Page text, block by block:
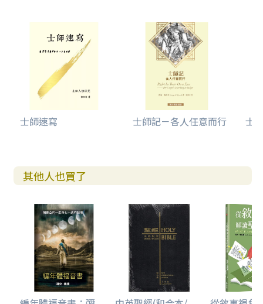
事。」
過了些日子，再下去要娶那女子，轉向道旁要看死獅，見有
一群蜂子和蜜在死獅之內（8）：巴勒斯坦夏天酷熱，獅子的
屍體很快就曬乾或腐爛，骨頭也枯乾了，蜜蜂才會在屍體內
築巢。
就用手取蜜，且吃且走，到了父母那裡，給他父母，他們也
不潔淨的條例。參孫沒有告訴父母蜂蜜的來源，可能因為吃
了不潔淨之物而懼怕被父母責備。
參孫在那裡設擺筵宴，因為向來少年人都有這個規矩（1
0）：婚筵在女方家裡舉行，妻子也留在父家，可能是當時流
行的一種「夫訪式」的婚娶，不是以色列人的風俗。作拿細
耳人的規條有三：①不沾染死屍；②不喝酒；③不剃頭髮，
參孫只遵守最後一條。
眾人看見參孫，就請了三十個人陪伴他（11）：參孫本來應
士師速寫 士師記－各人任意而行 士
其他人也買了